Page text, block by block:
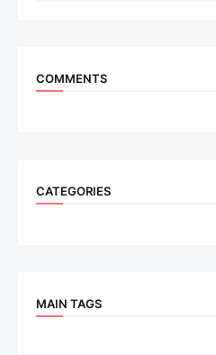
COMMENTS
CATEGORIES
MAIN TAGS